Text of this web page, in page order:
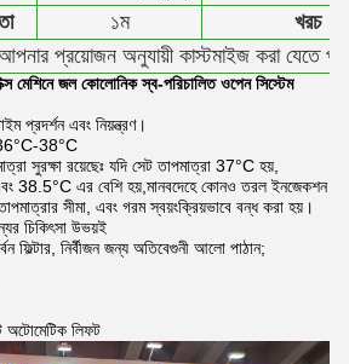
১ম
খরচ
প্রয়োজন অনুযায়ী কাস্টমাইজ করা যেতে
মেশিনে জল কোলোনিক স্ব-পরিচালিত ওপেন সিস্টেম
প্রদর্শন এবং নিয়ন্ত্রণ।
36°C-38°C
সুরক্ষা রয়েছেঃ যদি সেট তাপমাত্রা 37°C হয়,
38.5°C এর বেশি হয়,মানবদেহে কোনও তরল ইনজেকশন
সীমা, এবং গরম স্বয়ংক্রিয়ভাবে বন্ধ করা হয়।
চিকিৎসা উভয়ই
ফিল্টার, নির্বীজন জন্য অতিবেগুনী আলো পাঠান;
অটোমেটিক লিফট